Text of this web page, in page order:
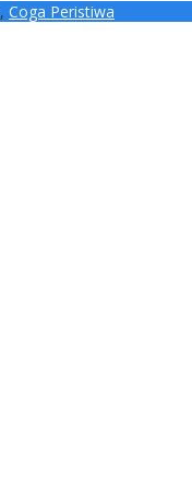
, Coga Peristiwa